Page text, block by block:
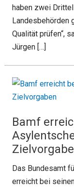
haben zwei
Landesbehörden
Qualität prüfen“,
Jürgen […]
Bamf
Das Bundesamt
erreicht bei